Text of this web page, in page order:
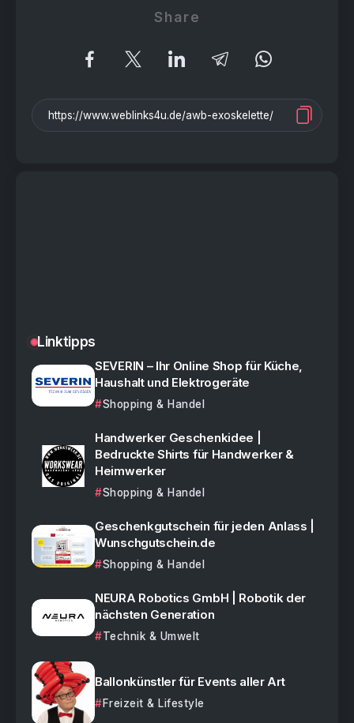
Share
Linktipps
SEVERIN – Ihr Online Shop für Küche,
Haushalt und Elektrogeräte
Shopping & Handel
Handwerker Geschenkidee |
Bedruckte Shirts für Handwerker &
Heimwerker
Shopping & Handel
Geschenkgutschein für jeden Anlass |
Wunschgutschein.de
Shopping & Handel
NEURA Robotics GmbH | Robotik der
nächsten Generation
Technik & Umwelt
Ballonkünstler für Events aller Art
Freizeit & Lifestyle